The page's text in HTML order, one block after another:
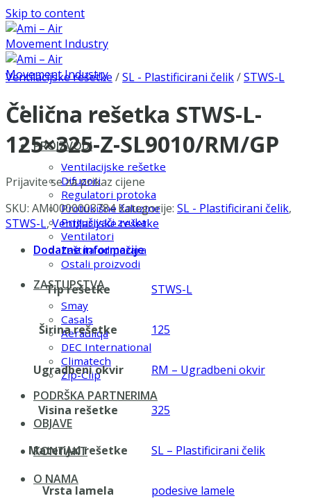
Skip to content
PROIZVODI
Ventilacijske rešetke
Difuzori
Regulatori protoka
Protukišne žaluzine
Prigušivači zvuka
Ventilatori
Zaštita od požara
Ostali proizvodi
ZASTUPSTVA
Smay
Casals
Aerauliqa
DEC International
Climatech
Zip-Clip
PODRŠKA PARTNERIMA
OBJAVE
KONTAKT
O NAMA
Ventilacijske rešetke /SL - Plastificirani čelik/STWS-L
Čelična rešetka STWS-L-
125×325-Z-SL9010/RM/GP
Prijavite se za prikaz cijene
SKU: AMI0000003784 Kategorije: SL - Plastificirani čelik,
STWS-L,Ventilacijske rešetke
Dodatne informacije
Tip rešetke STWS-L
Širina rešetke 125
Ugradbeni okvir RM – Ugradbeni okvir
Visina rešetke 325
Materijal rešetke SL – Plastificirani čelik
Vrsta lamela podesive lamele